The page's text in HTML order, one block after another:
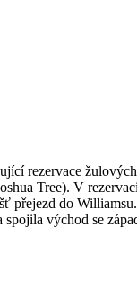
rezervace
Tree). V
přejezd do
východ se